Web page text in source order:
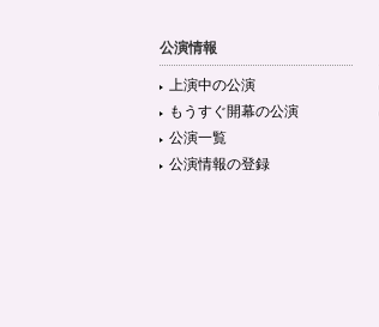
公演情報
上演中の公演
もうすぐ開幕の公演
公演一覧
公演情報の登録